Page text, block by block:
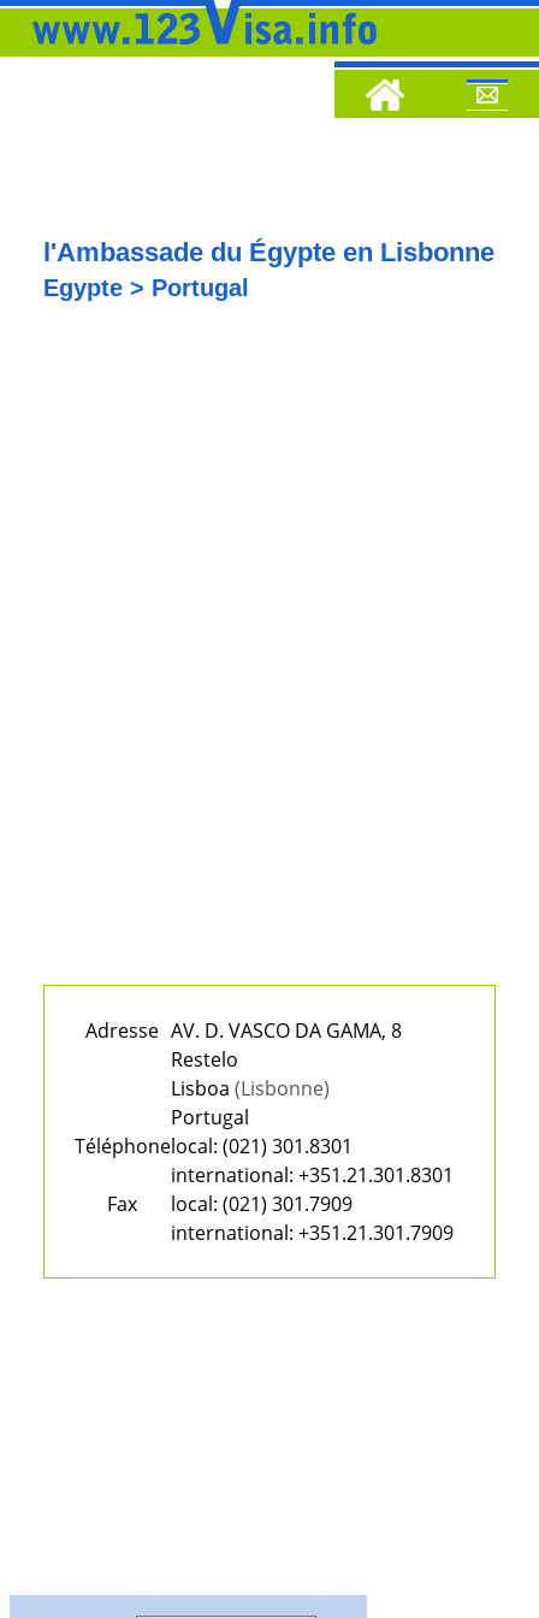
l'Ambassade du Égypte en Lisbonne
Egypte > Portugal
Adresse AV. D. VASCO DA GAMA, 8
Restelo
Lisboa (Lisbonne)
Portugal
Téléphonelocal: (021) 301.8301
international: +351.21.301.8301
Fax
local: (021) 301.7909
international: +351.21.301.7909